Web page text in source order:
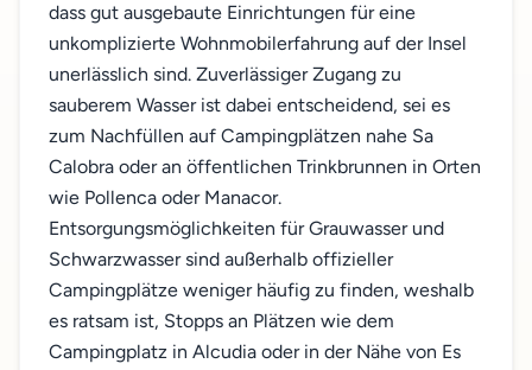
dass gut ausgebaute Einrichtungen für eine
unkomplizierte Wohnmobilerfahrung auf der Insel
unerlässlich sind. Zuverlässiger Zugang zu
sauberem Wasser ist dabei entscheidend, sei es
zum Nachfüllen auf Campingplätzen nahe Sa
Calobra oder an öffentlichen Trinkbrunnen in Orten
wie Pollenca oder Manacor.
Entsorgungsmöglichkeiten für Grauwasser und
Schwarzwasser sind außerhalb offizieller
Campingplätze weniger häufig zu finden, weshalb
es ratsam ist, Stopps an Plätzen wie dem
Campingplatz in Alcudia oder in der Nähe von Es